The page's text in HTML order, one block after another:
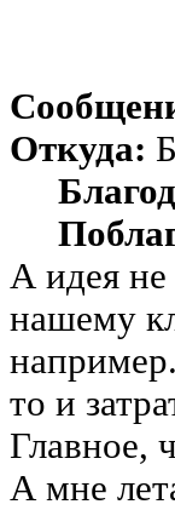
Откуда:
А идея не
нашему
то и
Главное,
А мне